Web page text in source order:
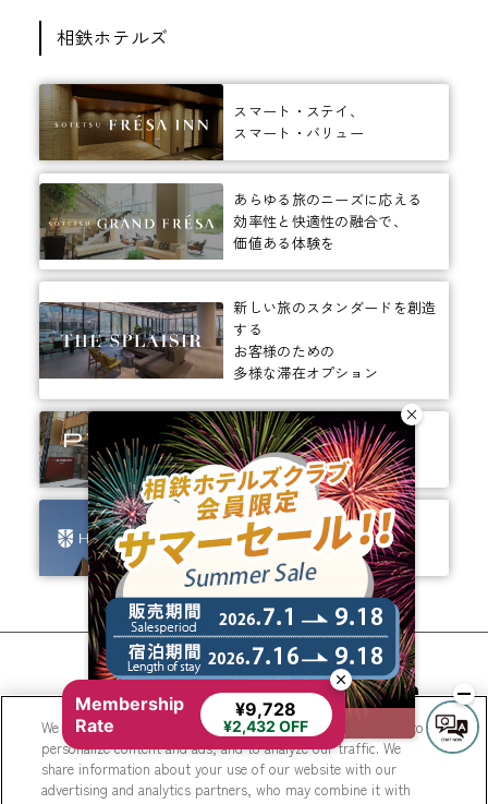
相鉄ホテルズ
スマート・ステイ、
スマート・バリュー
あらゆる旅のニーズに応える
効率性と快適性の融合で、
価値ある体験を
新しい旅のスタンダードを創造
する
お客様のための
多様な滞在オプション
ありそうでなかった、
ちょっと新しいカタチ。
ビジネスからレジャーまで、
幅広く選ばれるホテルへ。
相鉄ホテルズ 公式SNS
We use cookies to improve your experience on our website, to
personalize content and ads, and to analyze our traffic. We
share information about your use of our website with our
advertising and analytics partners, who may combine it with
Membership
Rate
¥9,728
¥2,432 OFF